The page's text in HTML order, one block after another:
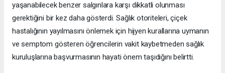
yaşanabilecek benzer salgınlara karşı dikkatli olunması
gerektiğini bir kez daha gösterdi. Sağlık otoriteleri, çiçek
hastalığının yayılmasını önlemek için hijyen kurallarına uymanın
ve semptom gösteren öğrencilerin vakit kaybetmeden sağlık
kuruluşlarına başvurmasının hayati önem taşıdığını belirtti.